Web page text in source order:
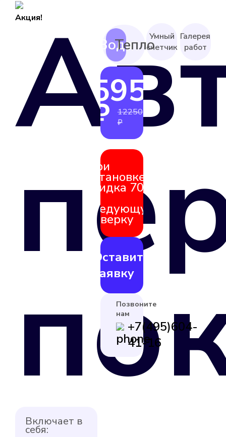
Акция!
Включает в
себя:
от5950
₽
12250
₽
При
установке
скидка 70%
следующую
поверку
Оставить
заявку
Позвоните
нам
+7(495)604-
41-16
Умный
счетчик
Галерея
работ